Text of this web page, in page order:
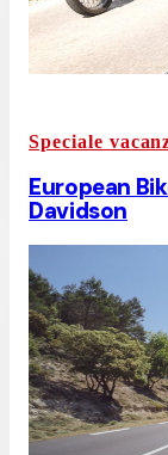
Speciale
European
Davidson